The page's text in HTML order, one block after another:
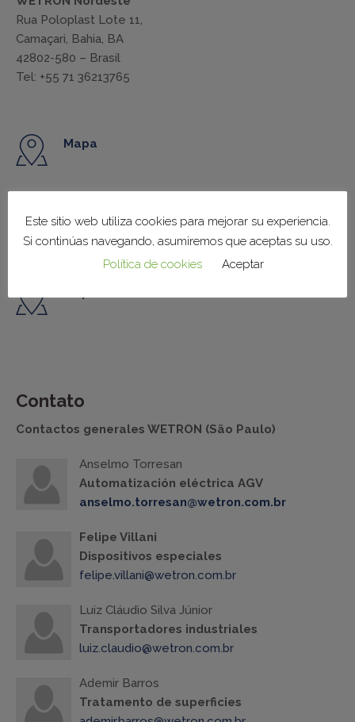
Rua Poloplast Lote 11,
Camaçari, Bahia, BA
42802-580 – Brasil
Tel: +55 71 36213765
Mapa
Mapa
Contato
Contactos generales WETRON (São Paulo)
Anselmo Torresan
Automatización eléctrica AGV
anselmo.torresan@wetron.com.br
Felipe Villani
Dispositivos especiales
felipe.villani@wetron.com.br
Luiz Cláudio Silva Júnior
Transportadores industriales
luiz.claudio@wetron.com.br
Ademir Barros
Tratamento de superficies
Este sitio web utiliza cookies para mejorar su experiencia.
Si continúas navegando, asumiremos que aceptas su uso.
Política de cookies
Aceptar